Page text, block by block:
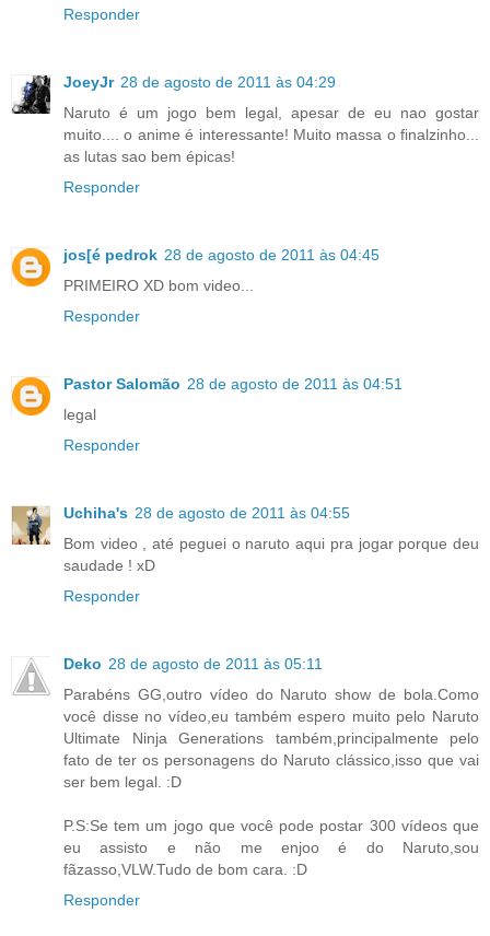
Responder
JoeyJr 28 de agosto de 2011 às 04:29
Naruto é um jogo bem legal, apesar de eu nao gostar
muito.... o anime é interessante! Muito massa o finalzinho...
as lutas sao bem épicas!
Responder
jos[é pedrok 28 de agosto de 2011 às 04:45
PRIMEIRO XD bom video...
Responder
Pastor Salomão 28 de agosto de 2011 às 04:51
legal
Responder
Uchiha's 28 de agosto de 2011 às 04:55
Bom video , até peguei o naruto aqui pra jogar porque deu
saudade ! xD
Responder
Deko 28 de agosto de 2011 às 05:11
Parabéns GG,outro vídeo do Naruto show de bola.Como
você disse no vídeo,eu também espero muito pelo Naruto
Ultimate Ninja Generations também,principalmente pelo
fato de ter os personagens do Naruto clássico,isso que vai
ser bem legal. :D
P.S:Se tem um jogo que você pode postar 300 vídeos que
eu assisto e não me enjoo é do Naruto,sou
fãzasso,VLW.Tudo de bom cara. :D
Responder